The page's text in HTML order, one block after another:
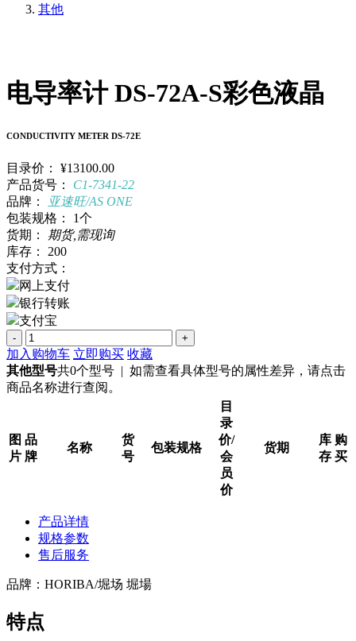
其他
电导率计 DS-72A-S彩色液晶
CONDUCTIVITY METER DS-72E
目录价：
¥13100.00
产品货号：
C1-7341-22
品牌：
亚速旺/AS ONE
包装规格：
1个
货期：
期货,需现询
库存：
200
支付方式：
网上支付
银行转账
支付宝
- +
加入购物车 立即购买 收藏
其他型号共0个型号 | 如需查看具体型号的属性差异，请点击
商品名称进行查阅。
图
片
品
牌
名称
货
号
包装规格
目
录
价/
会
员
价
货期
库
存
购
买
产品详情
规格参数
售后服务
品牌：HORIBA/堀场 堀場
特点